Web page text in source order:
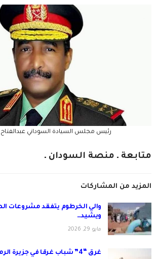
رئيس مجلس السيادة السوداني عبدالفتاح
متابعة ـ منصة السودان ـ
المزيد من المشاركات
والي الخرطوم يتفقد مشروعات
ويشيد…
مايو 29, 2026
غرق “4” شباب غرقا في جزيرة الرمل…